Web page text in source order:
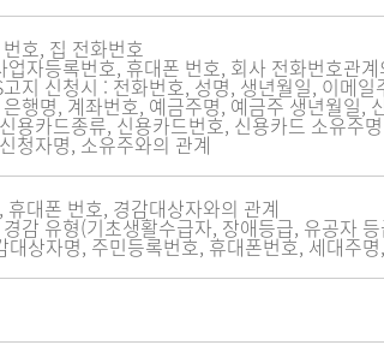
호, 집 전화번호
업자등록번호, 휴대폰 번호, 회사 전화번호관계
지 신청시 : 전화번호, 성명, 생년월일, 이메일
행명, 계좌번호, 예금주명, 예금주 생년월일,
용카드종류, 신용카드번호, 신용카드 소유주명
청자명, 소유주와의 관계
휴대폰 번호, 경감대상자와의 관계
감 유형(기초생활수급자, 장애등급, 유공자
대상자명, 주민등록번호, 휴대폰번호, 세대주